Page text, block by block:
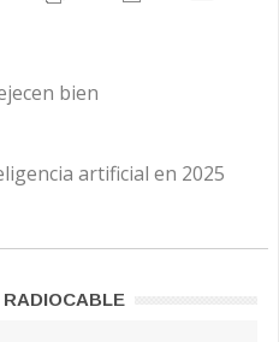
bien
artificial en 2025